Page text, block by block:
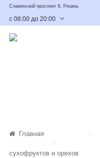
Славянский проспект 6, Рязань
с 08:00 до 20:00
Букет для мужчины
Главная
сухофруктов и орехов